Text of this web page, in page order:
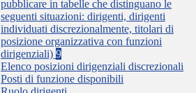
pubblicare in tabelle che distinguano le
seguenti situazioni: dirigenti, dirigenti
individuati discrezionalmente, titolari di
posizione organizzativa con funzioni
dirigenziali) 9
Elenco posizioni dirigenziali discrezionali
Posti di funzione disponibili